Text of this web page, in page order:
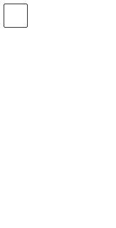
Skip
Skip